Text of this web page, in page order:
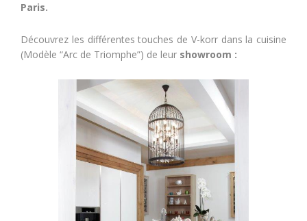
Paris.
Découvrez les différentes touches de V-korr dans la cuisine
(Modèle “Arc de Triomphe”) de leur showroom :